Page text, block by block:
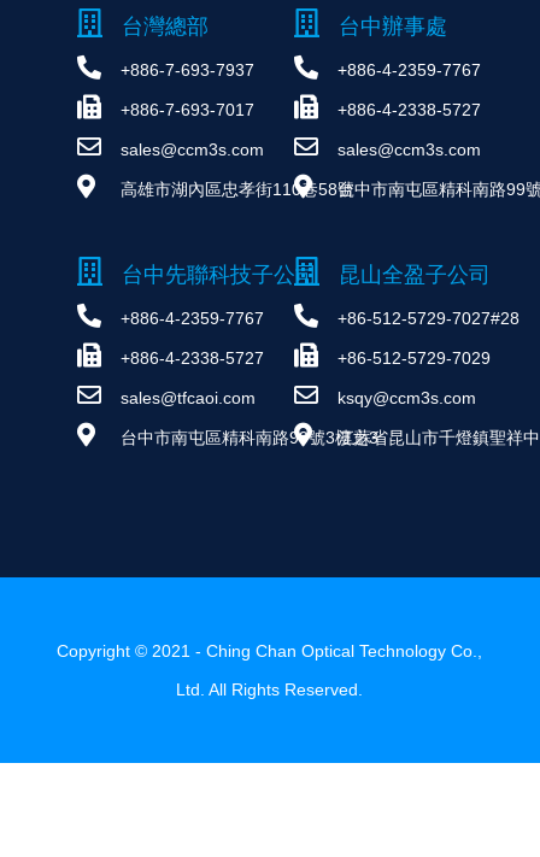
台灣總部
+886-7-693-7937
+886-7-693-7017
sales@ccm3s.com
高雄市湖內區忠孝街110巷58號
台中辦事處
+886-4-2359-7767
+886-4-2338-5727
sales@ccm3s.com
台中市南屯區精科南路99
台中先聯科技子公司
+886-4-2359-7767
+886-4-2338-5727
sales@tfcaoi.com
台中市南屯區精科南路99號3樓之3
昆山全盈子公司
+86-512-5729-7027#28
+86-512-5729-7029
ksqy@ccm3s.com
江蘇省昆山市千燈鎮聖祥
Copyright © 2021 - Ching Chan Optical Technology Co.,
Ltd. All Rights Reserved.